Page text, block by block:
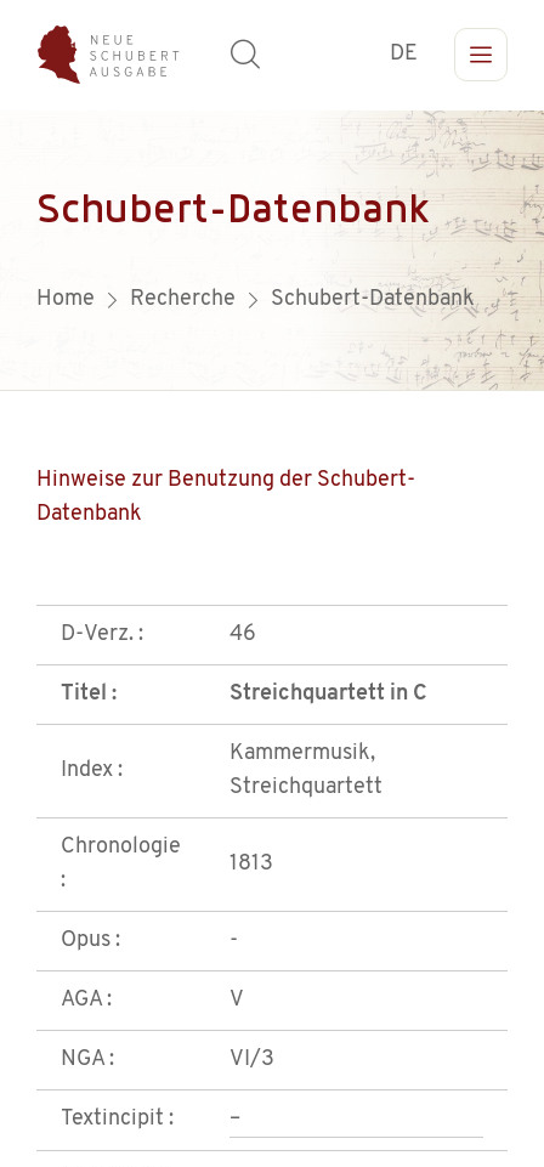
DE
Schubert-Datenbank
Home Recherche Schubert-Datenbank
Hinweise zur Benutzung der Schubert-
Datenbank
D-Verz. : 46
Titel : Streichquartett in C
Index :
Kammermusik,
Streichquartett
Chronologie
:
1813
Opus : -
AGA : V
NGA : VI/3
Textincipit : –